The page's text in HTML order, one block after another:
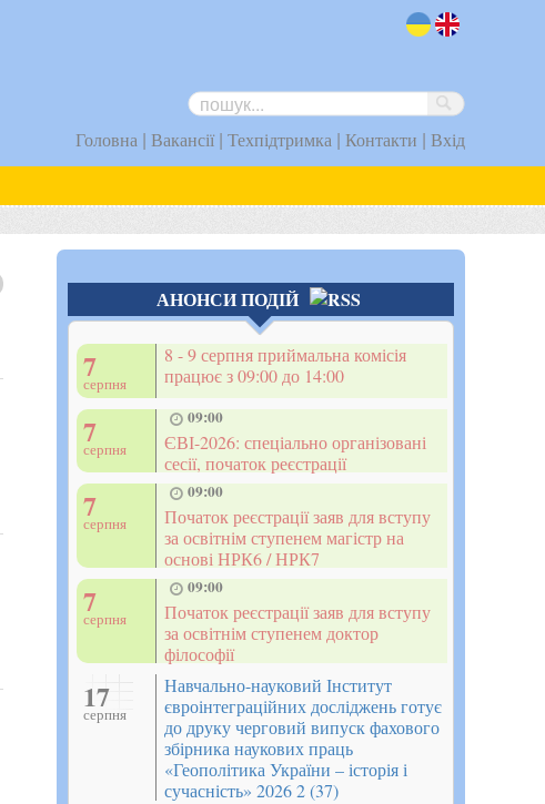
Головна | Вакансії| Техпідтримка | Контакти | Вхід
АНОНСИ ПОДІЙ
7
серпня
8 - 9 серпня приймальна комісія
працює з 09:00 до 14:00
7
серпня
09:00
ЄВІ-2026: спеціально організовані
сесії, початок реєстрації
7
серпня
09:00
Початок реєстрації заяв для вступу
за освітнім ступенем магістр на
основі НРК6 / НРК7
7
серпня
09:00
Початок реєстрації заяв для вступу
за освітнім ступенем доктор
філософії
17
серпня
Навчально-науковий Інститут
євроінтеграційних досліджень готує
до друку черговий випуск фахового
збірника наукових праць
«Геополітика України – історія і
сучасність» 2026 2 (37)